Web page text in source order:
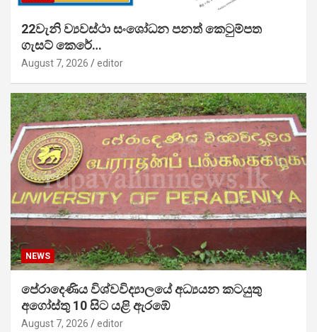
22වැනි ව්‍යවස්ථා සංශෝධන පනත් කෙටුම්පත
ගැසට් කෙරේ…
August 7, 2026 editor
NEWS
පේරාදෙණිය විශ්වවිද්‍යාලයේ අධ්‍යයන කටයුතු
අගෝස්තු 10 සිට යළි ඇරඹේ
August 7, 2026 editor